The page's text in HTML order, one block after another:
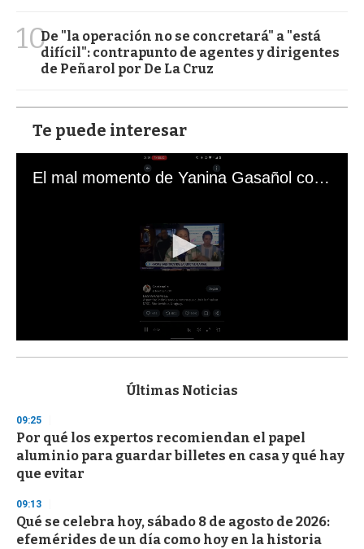
10De "la operación no se concretará" a "está
difícil": contrapunto de agentes y dirigentes
de Peñarol por De La Cruz
Te puede interesar
El mal momento de Yanina Gasañol con un hincha argentino en "Subrayado"
s
d
s
o
f
3
s
e
c
o
Últimas Noticias
09:25
Por qué los expertos recomiendan el papel
aluminio para guardar billetes en casa y qué hay
que evitar
09:13
Qué se celebra hoy, sábado 8 de agosto de 2026:
efemérides de un día como hoy en la historia